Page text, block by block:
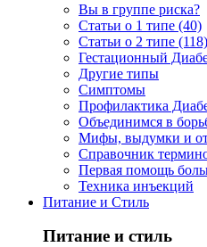
Вы в группе риска?
Статьи о 1 типе (40)
Статьи о 2 типе (118)
Гестационный
Другие типы
Симптомы
Профилактика
Объединимся в
Мифы, выдумки и
Справочник
Первая помощь
Техника инъекций
Питание и Стиль
Питание и стиль